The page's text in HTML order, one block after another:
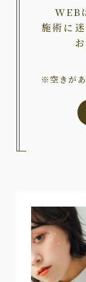
WEB
施術に
※空きが